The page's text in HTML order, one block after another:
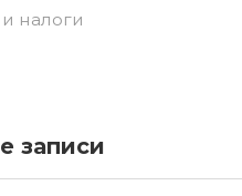
налоги
записи